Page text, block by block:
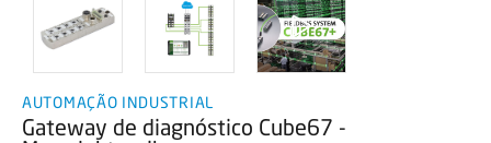
AUTOMAÇÃO INDUSTRIAL
Gateway de diagnóstico Cube67 -